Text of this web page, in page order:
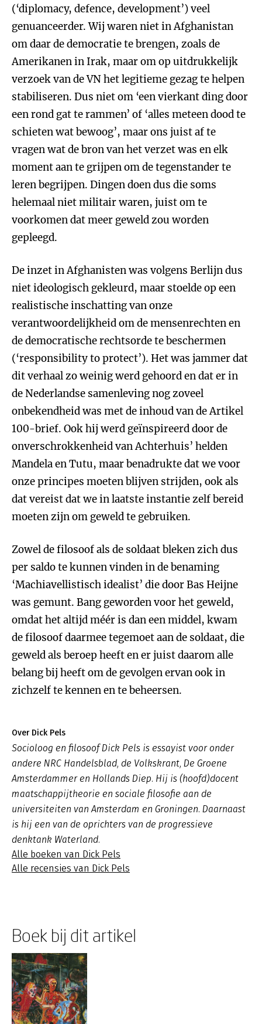
(‘diplomacy, defence, development’) veel
genuanceerder. Wij waren niet in Afghanistan
om daar de democratie te brengen, zoals de
Amerikanen in Irak, maar om op uitdrukkelijk
verzoek van de VN het legitieme gezag te helpen
stabiliseren. Dus niet om ‘een vierkant ding door
een rond gat te rammen’ of ‘alles meteen dood te
schieten wat bewoog’, maar ons juist af te
vragen wat de bron van het verzet was en elk
moment aan te grijpen om de tegenstander te
leren begrijpen. Dingen doen dus die soms
helemaal niet militair waren, juist om te
voorkomen dat meer geweld zou worden
gepleegd.
De inzet in Afghanisten was volgens Berlijn dus
niet ideologisch gekleurd, maar stoelde op een
realistische inschatting van onze
verantwoordelijkheid om de mensenrechten en
de democratische rechtsorde te beschermen
(‘responsibility to protect’). Het was jammer dat
dit verhaal zo weinig werd gehoord en dat er in
de Nederlandse samenleving nog zoveel
onbekendheid was met de inhoud van de Artikel
100-brief. Ook hij werd geïnspireerd door de
onverschrokkenheid van Achterhuis’ helden
Mandela en Tutu, maar benadrukte dat we voor
onze principes moeten blijven strijden, ook als
dat vereist dat we in laatste instantie zelf bereid
moeten zijn om geweld te gebruiken.
Zowel de filosoof als de soldaat bleken zich dus
per saldo te kunnen vinden in de benaming
‘Machiavellistisch idealist’ die door Bas Heijne
was gemunt. Bang geworden voor het geweld,
omdat het altijd méér is dan een middel, kwam
de filosoof daarmee tegemoet aan de soldaat, die
geweld als beroep heeft en er juist daarom alle
belang bij heeft om de gevolgen ervan ook in
zichzelf te kennen en te beheersen.
Over Dick Pels
Socioloog en filosoof Dick Pels is essayist voor onder
andere NRC Handelsblad, de Volkskrant, De Groene
Amsterdammer en Hollands Diep. Hij is (hoofd)docent
maatschappijtheorie en sociale filosofie aan de
universiteiten van Amsterdam en Groningen. Daarnaast
is hij een van de oprichters van de progressieve
denktank Waterland.
Alle boeken van Dick Pels
Alle recensies van Dick Pels
Boek bij dit artikel